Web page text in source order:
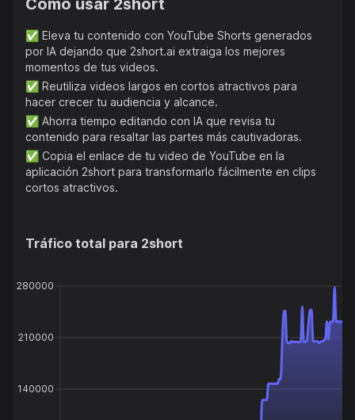
✅ Eleva tu contenido con YouTube Shorts generados
por IA dejando que 2short.ai extraiga los mejores
momentos de tus videos.
✅ Reutiliza videos largos en cortos atractivos para
hacer crecer tu audiencia y alcance.
✅ Ahorra tiempo editando con IA que revisa tu
contenido para resaltar las partes más cautivadoras.
✅ Copia el enlace de tu video de YouTube en la
aplicación 2short para transformarlo fácilmente en clips
cortos atractivos.
Tráfico total para 2short
140000
210000
280000